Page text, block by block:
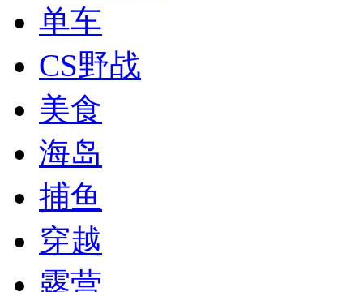
单车
CS野战
美食
海岛
捕鱼
穿越
露营